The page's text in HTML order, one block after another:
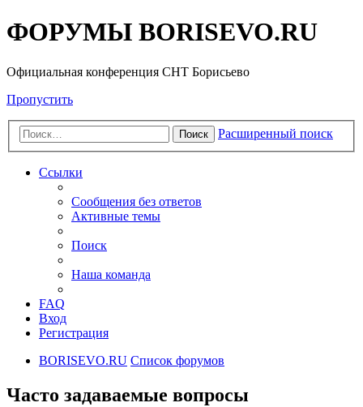
ФОРУМЫ BORISEVO.RU
Официальная конференция СНТ Борисьево
Пропустить
Поиск Расширенный поиск
Ссылки
Сообщения без ответов
Активные темы
Поиск
Наша команда
FAQ
Вход
Регистрация
BORISEVO.RU Список форумов
Часто задаваемые вопросы